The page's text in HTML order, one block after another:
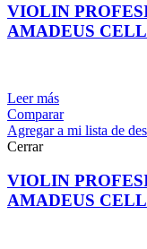
VIOLIN
AMADEUS
Leer más
Comparar
Agregar a mi lista de
Cerrar
VIOLIN
AMADEUS